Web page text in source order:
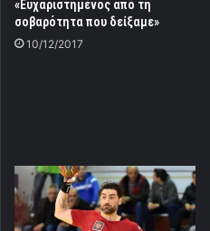
«Ευχαριστημένος από τη
σοβαρότητα που δείξαμε»
10/12/2017